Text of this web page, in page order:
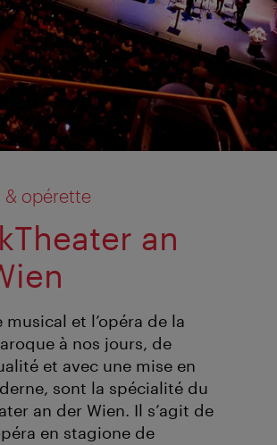
& opérette
an
musical et l’opéra de la
à nos jours, de
et avec une mise en
sont la spécialité du
an der Wien. Il s’agit de
en stagione de